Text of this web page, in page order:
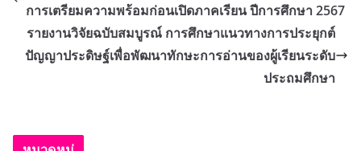
การเตรียมความพร้อมก่อนเปิดภาคเรียน ปีการศึกษา 2567
รายงานวิจัยฉบับสมบูรณ์ การศึกษาแนวทางการประยุกต์
ปัญญาประดิษฐ์เพื่อพัฒนาทักษะการอ่านของผู้เรียนระดับ
ประถมศึกษา